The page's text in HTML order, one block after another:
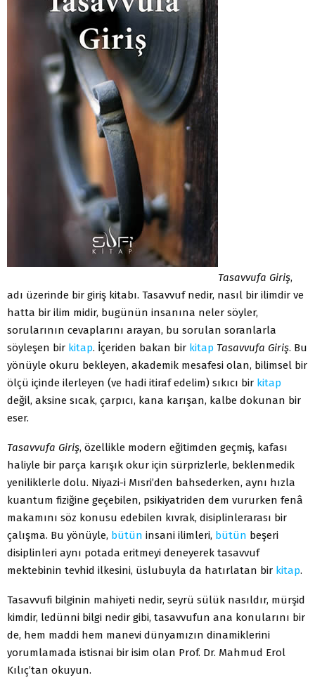
Tasavvufa Giriş,
adı üzerinde bir giriş kitabı. Tasavvuf nedir, nasıl bir ilimdir ve
hatta bir ilim midir, bugünün insanına neler söyler,
sorularının cevaplarını arayan, bu sorulan soranlarla
söyleşen bir kitap. İçeriden bakan bir kitap Tasavvufa Giriş. Bu
yönüyle okuru bekleyen, akademik mesafesi olan, bilimsel bir
ölçü içinde ilerleyen (ve hadi itiraf edelim) sıkıcı bir kitap
değil, aksine sıcak, çarpıcı, kana karışan, kalbe dokunan bir
eser.
Tasavvufa Giriş, özellikle modern eğitimden geçmiş, kafası
haliyle bir parça karışık okur için sürprizlerle, beklenmedik
yeniliklerle dolu. Niyazi-i Mısri’den bahsederken, aynı hızla
kuantum fiziğine geçebilen, psikiyatriden dem vururken fenâ
makamını söz konusu edebilen kıvrak, disiplinlerarası bir
çalışma. Bu yönüyle, bütün insani ilimleri, bütün beşeri
disiplinleri aynı potada eritmeyi deneyerek tasavvuf
mektebinin tevhid ilkesini, üslubuyla da hatırlatan bir kitap.
Tasavvufi bilginin mahiyeti nedir, seyrü sülük nasıldır, mürşid
kimdir, ledünni bilgi nedir gibi, tasavvufun ana konularını bir
de, hem maddi hem manevi dünyamızın dinamiklerini
yorumlamada istisnai bir isim olan Prof. Dr. Mahmud Erol
Kılıç’tan okuyun.